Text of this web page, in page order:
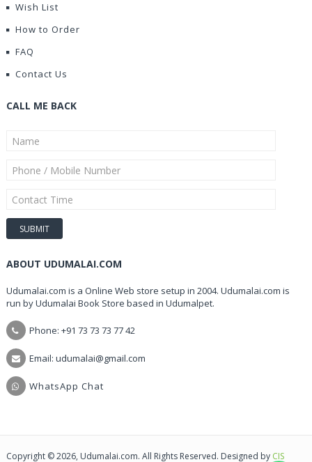
Wish List
How to Order
FAQ
Contact Us
CALL ME BACK
ABOUT UDUMALAI.COM
Udumalai.com is a Online Web store setup in 2004. Udumalai.com is
run by Udumalai Book Store based in Udumalpet.
Phone: +91 73 73 73 77 42
Email: udumalai@gmail.com
WhatsApp Chat
Copyright © 2026, Udumalai.com. All Rights Reserved. Designed by CIS